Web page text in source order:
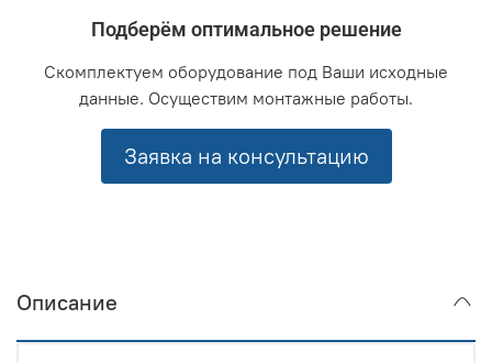
Подберём оптимальное решение
Скомплектуем оборудование под Ваши исходные
данные. Осуществим монтажные работы.
Заявка на консультацию
Описание